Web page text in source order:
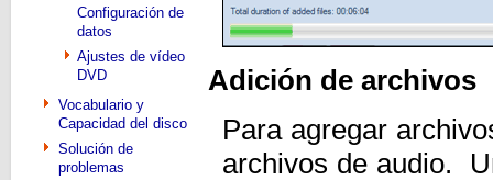
Configuración de
datos
Ajustes de vídeo
DVD
Vocabulario y
Capacidad del disco
Solución de
problemas
Adición de archivos
Para agregar
archivos de audio.